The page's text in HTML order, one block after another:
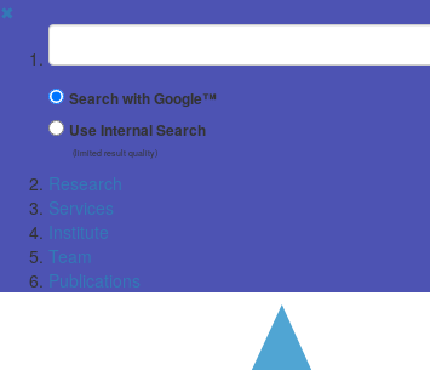
✖
Suchbegriff
Search with Google™
Use Internal Search
(limited result quality)
Research
Services
Institute
Team
Publications